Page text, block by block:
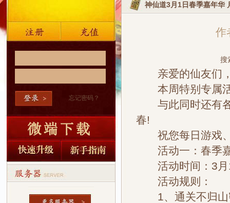
忘记密码？
神仙道3月1日春季嘉年华
作
搜
亲爱的仙友们，
本周特别专属活
与此同时还有各
春!
祝您每日游戏
活动一：春季嘉
活动时间：3月
活动规则：
1、通关不归山